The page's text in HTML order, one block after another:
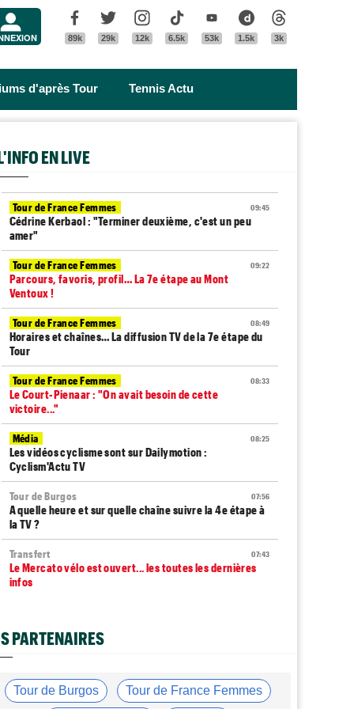
Facebook
89k
Twitter
29k
Instagram
12k
Tik Tok
6.5k
Youtube
53k
Dailymotion
1.5k 3k
d'après Tour Tennis Actu
EN LIVE
09:45
Tour de France Femmes
Cédrine Kerbaol : "Terminer deuxième, c'est un peu
amer"
09:22
Tour de France Femmes
Parcours, favoris, profil… La 7e étape au Mont
Ventoux !
08:49
Tour de France Femmes
Horaires et chaînes… La diffusion TV de la 7e étape du
Tour
08:33
Tour de France Femmes
Le Court-Pienaar : "On avait besoin de cette
victoire..."
08:25
Média
Les vidéos cyclisme sont sur Dailymotion :
Cyclism'Actu TV
07:56
Tour de Burgos
A quelle heure et sur quelle chaîne suivre la 4e étape à
la TV ?
07:43
Transfert
Le Mercato vélo est ouvert... les toutes les dernières
infos
disparaître en 2027
Diffusion TV... quelle heure et quelle chaîne la 5e étape
?
PARTENAIRES
Tour de Burgos Tour de France Femmes